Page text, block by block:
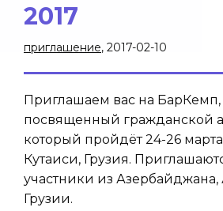
2017
приглашение, 2017-02-10
Приглашаем вас на БарКемп,
посвященный гражданской
который пройдёт 24-26 марта
Кутаиси, Грузия.
участники из
Грузии.